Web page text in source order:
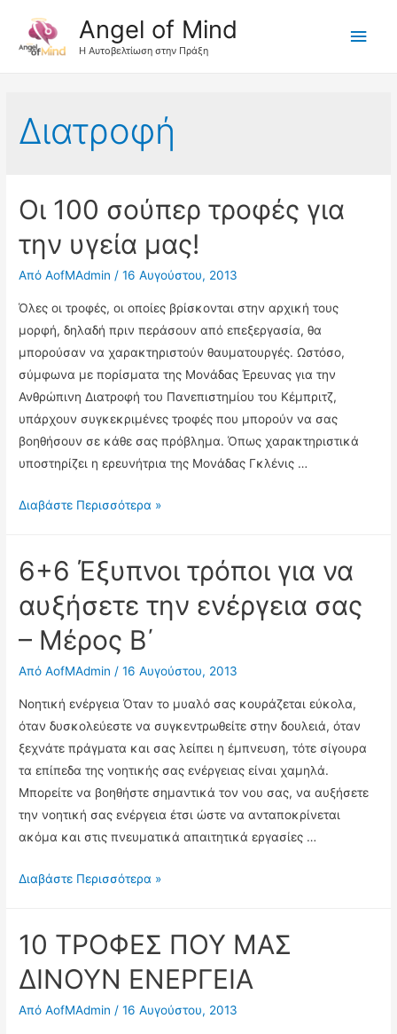
Angel of Mind
Η Αυτοβελτίωση στην Πράξη
Διατροφή
Οι 100 σούπερ τροφές για
την υγεία μας!
Από AofMAdmin /16 Αυγούστου, 2013
Όλες οι τροφές, οι οποίες βρίσκονται στην αρχική τους
μορφή, δηλαδή πριν περάσουν από επεξεργασία, θα
μπορούσαν να χαρακτηριστούν θαυματουργές. Ωστόσο,
σύμφωνα με πορίσματα της Μονάδας Έρευνας για την
Ανθρώπινη Διατροφή του Πανεπιστημίου του Κέμπριτζ,
υπάρχουν συγκεκριμένες τροφές που μπορούν να σας
βοηθήσουν σε κάθε σας πρόβλημα. Όπως χαρακτηριστικά
υποστηρίζει η ερευνήτρια της Μονάδας Γκλένις …
Οι
τροφές
την
υγεία
Διαβάστε Περισσότερα »
6+6 Έξυπνοι τρόποι για να
αυξήσετε την ενέργεια σας
– Μέρος Β΄
Από AofMAdmin /16 Αυγούστου, 2013
Νοητική ενέργεια Όταν το μυαλό σας κουράζεται εύκολα,
όταν δυσκολεύεστε να συγκεντρωθείτε στην δουλειά, όταν
ξεχνάτε πράγματα και σας λείπει η έμπνευση, τότε σίγουρα
τα επίπεδα της νοητικής σας ενέργειας είναι χαμηλά.
Μπορείτε να βοηθήστε σημαντικά τον νου σας, να αυξήσετε
την νοητική σας ενέργεια έτσι ώστε να ανταποκρίνεται
ακόμα και στις πνευματικά απαιτητικά εργασίες …
6+6
για
να
αυξήσετε
την
Διαβάστε Περισσότερα »
10 ΤΡΟΦΕΣ ΠΟΥ ΜΑΣ
ΔΙΝΟΥΝ ΕΝΕΡΓΕΙΑ
Από AofMAdmin /16 Αυγούστου, 2013